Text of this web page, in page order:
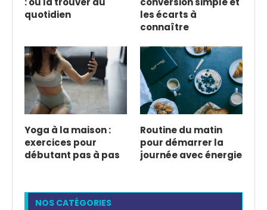
quotidien
les écarts à
connaître
Yoga à la maison :
exercices pour
débutant pas à pas
Routine du matin
pour démarrer la
journée avec énergie
NOS CATÉGORIES